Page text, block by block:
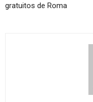
gratuitos de Roma